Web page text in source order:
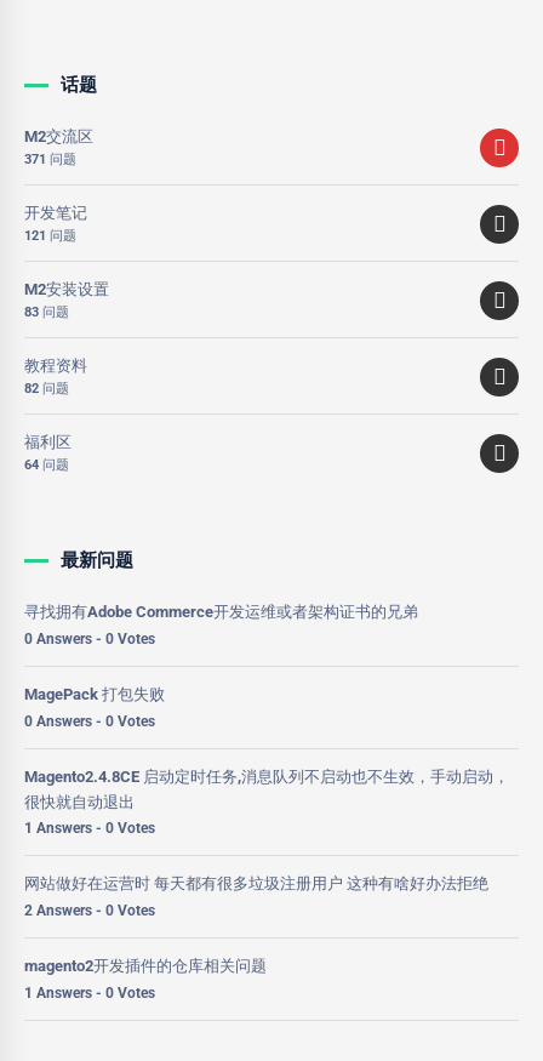
话题
M2交流区
371 问题
开发笔记
121 问题
M2安装设置
83 问题
教程资料
82 问题
福利区
64 问题
最新问题
寻找拥有Adobe Commerce开发运维或者架构证书的兄弟
0 Answers - 0 Votes
MagePack 打包失败
0 Answers - 0 Votes
Magento2.4.8CE 启动定时任务,消息队列不启动也不生效，手动启动，
很快就自动退出
1 Answers - 0 Votes
网站做好在运营时 每天都有很多垃圾注册用户 这种有啥好办法拒绝
2 Answers - 0 Votes
magento2开发插件的仓库相关问题
1 Answers - 0 Votes